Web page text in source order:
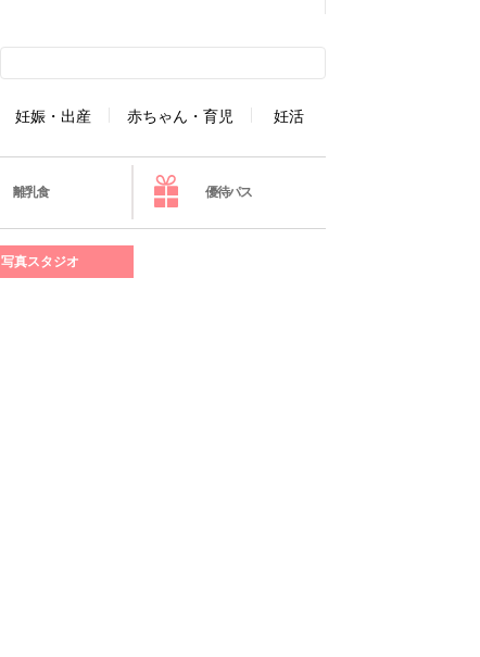
妊娠・出産 赤ちゃん・育児 妊活
離乳食 優待パス
写真スタジオ